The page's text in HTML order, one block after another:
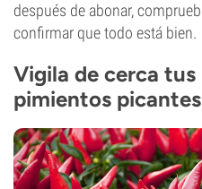
después de abonar,
confirmar que todo está bien.
Vigila de cerca tus
pimientos picantes